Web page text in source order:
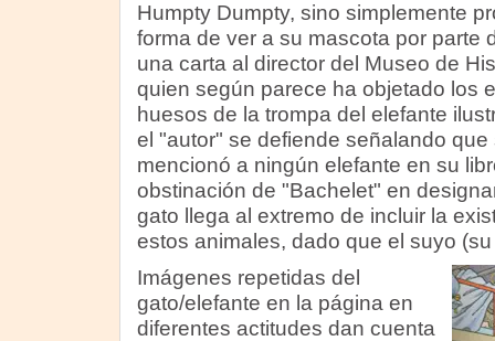
Humpty Dumpty, sino simplemente
forma de ver a su mascota por parte
una carta al director del Museo de
quien según parece ha objetado los
huesos de la trompa del elefante
el "autor" se defiende señalando
mencionó a ningún elefante en su
obstinación de "Bachelet" en
gato llega al extremo de incluir la
estos animales, dado que el suyo
Imágenes repetidas del
gato/elefante en la página en
diferentes actitudes dan cuenta